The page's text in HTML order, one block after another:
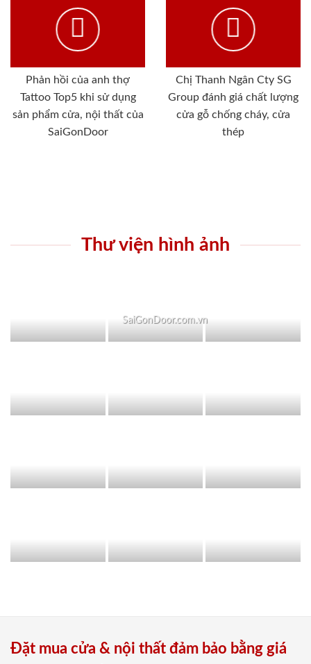
Phản hồi của anh thợ
Tattoo Top5 khi sử dụng
sản phẩm cửa, nội thất của
SaiGonDoor
Chị Thanh Ngân Cty SG
Group đánh giá chất lượng
cửa gỗ chống cháy, cửa
thép
Thư viện hình ảnh
SaiGonDoor.com.vn
Đặt mua cửa & nội thất đảm bảo bằng giá